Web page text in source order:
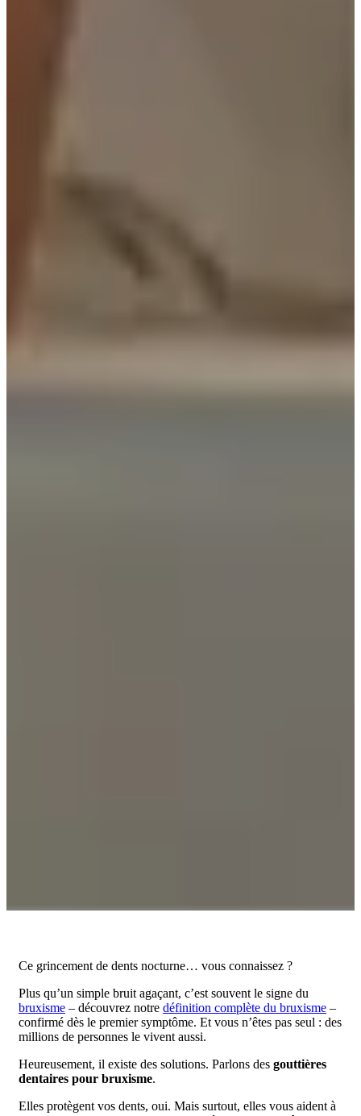
Ce grincement de dents nocturne… vous connaissez ?
Plus qu’un simple bruit agaçant, c’est souvent le signe du
bruxisme – découvrez notre définition complète du bruxisme –
confirmé dès le premier symptôme. Et vous n’êtes pas seul : des
millions de personnes le vivent aussi.
Heureusement, il existe des solutions. Parlons des gouttières
dentaires pour bruxisme.
Elles protègent vos dents, oui. Mais surtout, elles vous aident à